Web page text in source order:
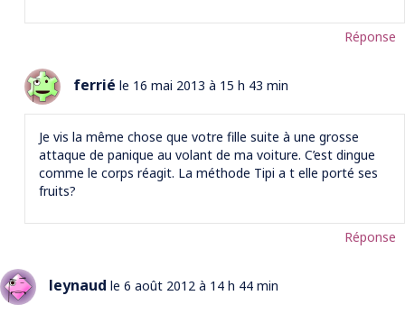
Réponse
ferrié le 16 mai 2013 à 15 h 43 min
Je vis la même chose que votre fille suite à une grosse
attaque de panique au volant de ma voiture. C’est dingue
comme le corps réagit. La méthode Tipi a t elle porté ses
fruits?
Réponse
leynaud le 6 août 2012 à 14 h 44 min